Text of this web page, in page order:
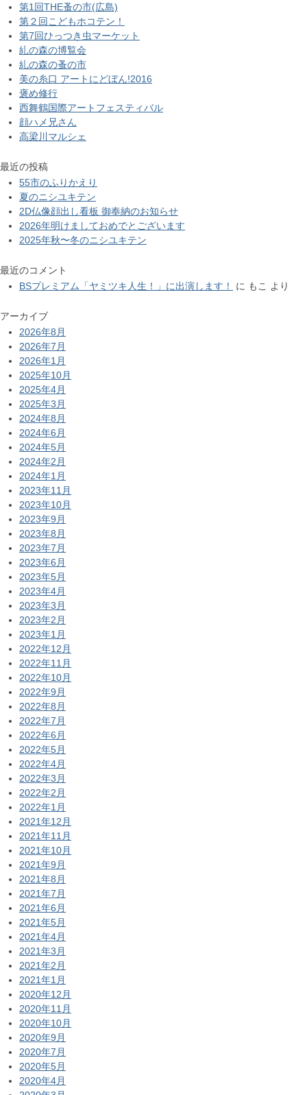
第1回THE蚤の市(広島)
第２回こどもホコテン！
第7回ひっつき虫マーケット
糺の森の博覧会
糺の森の蚤の市
美の糸口 アートにどぼん!2016
褒め修行
西舞鶴国際アートフェスティバル
顔ハメ兄さん
高梁川マルシェ
最近の投稿
55市のふりかえり
夏のニシユキテン
2D仏像顔出し看板 御奉納のお知らせ
2026年明けましておめでとございます
2025年秋〜冬のニシユキテン
最近のコメント
BSプレミアム「ヤミツキ人生！」に出演します！
に もこ より
アーカイブ
2026年8月
2026年7月
2026年1月
2025年10月
2025年4月
2025年3月
2024年8月
2024年6月
2024年5月
2024年2月
2024年1月
2023年11月
2023年10月
2023年9月
2023年8月
2023年7月
2023年6月
2023年5月
2023年4月
2023年3月
2023年2月
2023年1月
2022年12月
2022年11月
2022年10月
2022年9月
2022年8月
2022年7月
2022年6月
2022年5月
2022年4月
2022年3月
2022年2月
2022年1月
2021年12月
2021年11月
2021年10月
2021年9月
2021年8月
2021年7月
2021年6月
2021年5月
2021年4月
2021年3月
2021年2月
2021年1月
2020年12月
2020年11月
2020年10月
2020年9月
2020年7月
2020年5月
2020年4月